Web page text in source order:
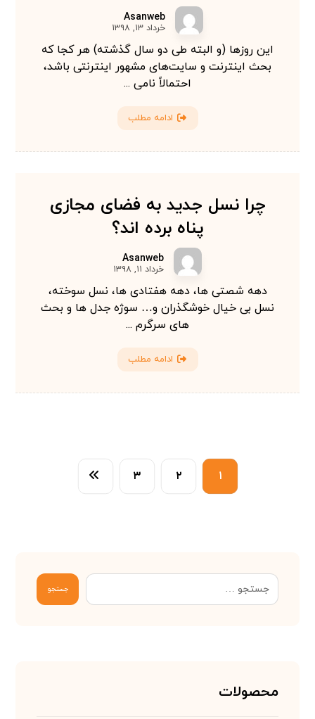
Asanweb
خرداد ۱۳, ۱۳۹۸
این روزها (و البته طی دو سال گذشته) هر کجا که
بحث اینترنت و سایت‌های مشهور اینترنتی باشد،
احتمالاً نامی ...
ادامه مطلب
چرا نسل جدید به فضای مجازی
پناه برده اند؟
Asanweb
خرداد ۱۱, ۱۳۹۸
دهه شصتی ها، دهه هفتادی ها، نسل سوخته،
نسل بی خیال خوشگذران و… سوژه جدل ها و بحث
های سرگرم ...
ادامه مطلب
۱ ۲ ۳
جستجو
محصولات